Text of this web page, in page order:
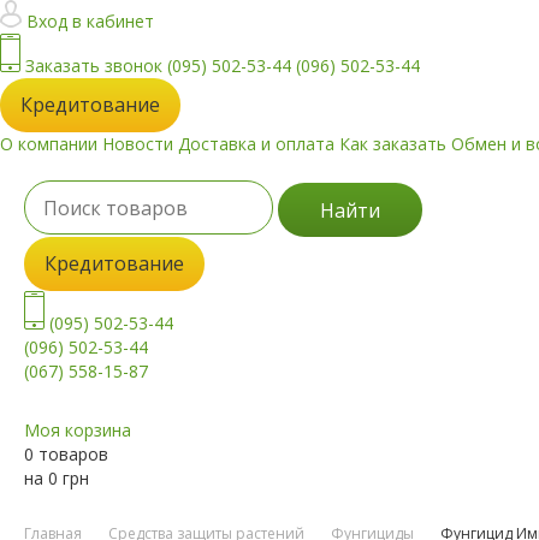
Вход в кабинет
Заказать звонок (095) 502-53-44 (096) 502-53-44
Кредитование
О компании Новости Доставка и оплата Как заказать Обмен и
Найти
Кредитование
(095) 502-53-44
(096) 502-53-44
(067) 558-15-87
Моя корзина
0 товаров
на 0 грн
Главная Средства защиты растений Фунгициды Фунгицид